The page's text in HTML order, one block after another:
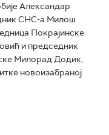
Александар
СНС-а Милош
Покрајинске
и председник
Милорад Додик,
новоизабраној